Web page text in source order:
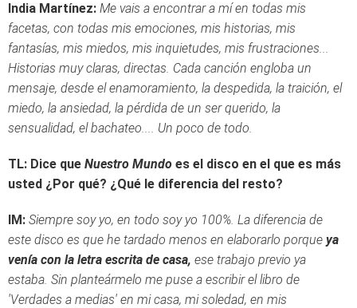
India Martínez: Me vais a encontrar a mí en todas mis
facetas, con todas mis emociones, mis historias, mis
fantasías, mis miedos, mis inquietudes, mis frustraciones...
Historias muy claras, directas. Cada canción engloba un
mensaje, desde el enamoramiento, la despedida, la traición, el
miedo, la ansiedad, la pérdida de un ser querido, la
sensualidad, el bachateo.... Un poco de todo.
TL: Dice que Nuestro Mundo es el disco en el que es más
usted ¿Por qué? ¿Qué le diferencia del resto?
IM: Siempre soy yo, en todo soy yo 100%. La diferencia de
este disco es que he tardado menos en elaborarlo porque ya
venía con la letra escrita de casa, ese trabajo previo ya
estaba. Sin planteármelo me puse a escribir el libro de
'Verdades a medias' en mi casa, mi soledad, en mis